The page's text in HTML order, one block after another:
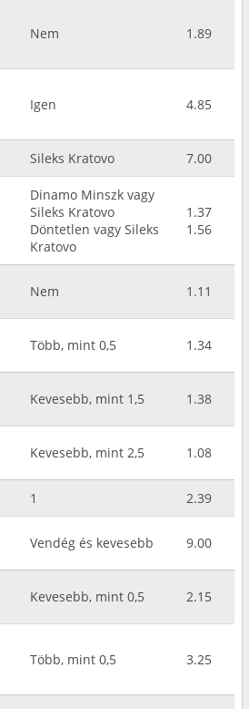
Nem 1.89
Igen 4.85
Sileks Kratovo 7.00
Dinamo Minszk vagy
Sileks Kratovo
Döntetlen vagy Sileks
Kratovo
1.37
1.56
Nem 1.11
Több, mint 0,5 1.34
Kevesebb, mint 1,5 1.38
Kevesebb, mint 2,5 1.08
1 2.39
Vendég és kevesebb 9.00
Kevesebb, mint 0,5 2.15
Több, mint 0,5 3.25